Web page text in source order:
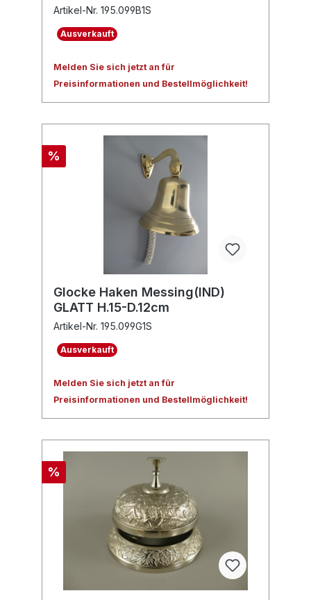
Artikel-Nr. 195.099B1S
Ausverkauft
Melden Sie sich jetzt an für
Preisinformationen und Bestellmöglichkeit!
%
Glocke Haken Messing(IND)
GLATT H.15-D.12cm
Artikel-Nr. 195.099G1S
Ausverkauft
Melden Sie sich jetzt an für
Preisinformationen und Bestellmöglichkeit!
%